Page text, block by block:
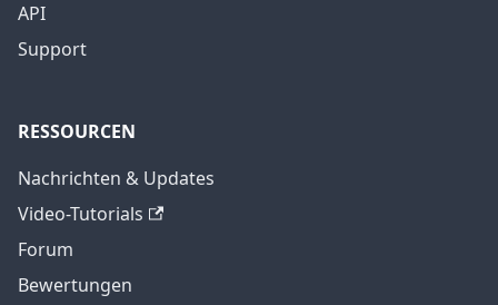
API
Support
RESSOURCEN
Nachrichten & Updates
Video-Tutorials
Forum
Bewertungen